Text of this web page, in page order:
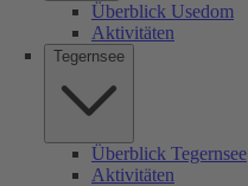
Überblick Usedom
Aktivitäten
Tegernsee
Überblick Tegernsee
Aktivitäten